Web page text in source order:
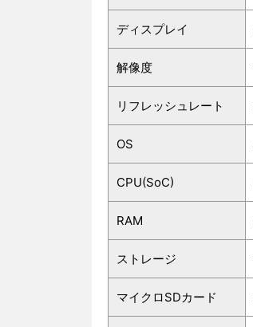
ディスプレイ
解像度
リフレッシュレート
OS
CPU(SoC)
RAM
ストレージ
マイクロSDカード